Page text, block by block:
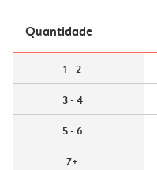
Quantidade
1 - 2
3 - 4
5 - 6
7+